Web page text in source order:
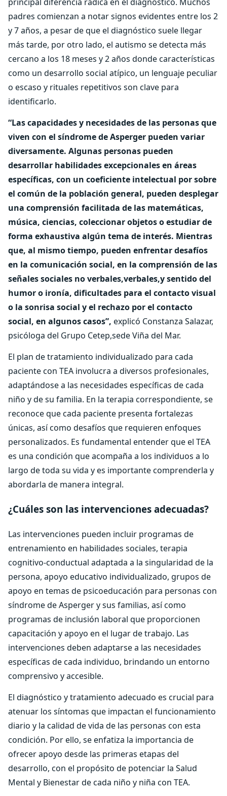
principal diferencia radica en el diagnóstico. Muchos
padres comienzan a notar signos evidentes entre los 2
y 7 años, a pesar de que el diagnóstico suele llegar
más tarde, por otro lado, el autismo se detecta más
cercano a los 18 meses y 2 años donde características
como un desarrollo social atípico, un lenguaje peculiar
o escaso y rituales repetitivos son clave para
identificarlo.
“Las capacidades y necesidades de las personas que
viven con el síndrome de Asperger pueden variar
diversamente. Algunas personas pueden
desarrollar habilidades excepcionales en áreas
específicas, con un coeficiente intelectual por sobre
el común de la población general, pueden desplegar
una comprensión facilitada de las matemáticas,
música, ciencias, coleccionar objetos o estudiar de
forma exhaustiva algún tema de interés. Mientras
que, al mismo tiempo, pueden enfrentar desafíos
en la comunicación social, en la comprensión de las
señales sociales no verbales,verbales,y sentido del
humor o ironía, dificultades para el contacto visual
o la sonrisa social y el rechazo por el contacto
social, en algunos casos”, explicó Constanza Salazar,
psicóloga del Grupo Cetep,sede Viña del Mar.
El plan de tratamiento individualizado para cada
paciente con TEA involucra a diversos profesionales,
adaptándose a las necesidades específicas de cada
niño y de su familia. En la terapia correspondiente, se
reconoce que cada paciente presenta fortalezas
únicas, así como desafíos que requieren enfoques
personalizados. Es fundamental entender que el TEA
es una condición que acompaña a los individuos a lo
largo de toda su vida y es importante comprenderla y
abordarla de manera integral.
¿Cuáles son las intervenciones adecuadas?
Las intervenciones pueden incluir programas de
entrenamiento en habilidades sociales, terapia
cognitivo-conductual adaptada a la singularidad de la
persona, apoyo educativo individualizado, grupos de
apoyo en temas de psicoeducación para personas con
síndrome de Asperger y sus familias, así como
programas de inclusión laboral que proporcionen
capacitación y apoyo en el lugar de trabajo. Las
intervenciones deben adaptarse a las necesidades
específicas de cada individuo, brindando un entorno
comprensivo y accesible.
El diagnóstico y tratamiento adecuado es crucial para
atenuar los síntomas que impactan el funcionamiento
diario y la calidad de vida de las personas con esta
condición. Por ello, se enfatiza la importancia de
ofrecer apoyo desde las primeras etapas del
desarrollo, con el propósito de potenciar la Salud
Mental y Bienestar de cada niño y niña con TEA.